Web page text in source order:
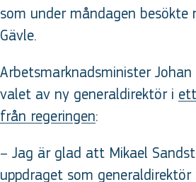
som under måndagen besökte
Gävle.
Arbetsmarknadsminister
valet av ny generaldirektör i
från regeringen:
– Jag är glad att Mikael
uppdraget som generaldirektör